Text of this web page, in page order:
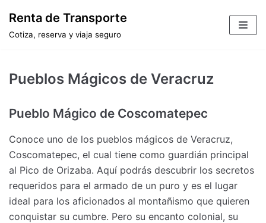
Saltar
al
Renta de Transporte
Cotiza, reserva y viaja seguro
Pueblos Mágicos de Veracruz
Pueblo Mágico de Coscomatepec
Conoce uno de los pueblos mágicos de Veracruz,
Coscomatepec, el cual tiene como guardián principal
al Pico de Orizaba. Aquí podrás descubrir los secretos
requeridos para el armado de un puro y es el lugar
ideal para los aficionados al montañismo que quieren
conquistar su cumbre. Pero su encanto colonial, su